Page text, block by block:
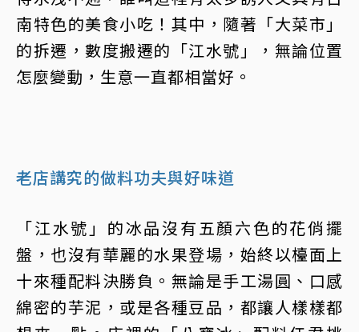
南特色的美食小吃！其中，隨著「大菜市」
的拆遷，數度搬遷的「江水號」，無論位置
怎麼變動，生意一直都相當好。
老店講究的做料功夫與好味道
「江水號」的冰品沒有五顏六色的花俏擺
盤，也沒有華麗的水果登場，始終以檯面上
十來種配料決勝負。無論是手工湯圓、口感
綿密的芋泥，或是各種豆品，都讓人樣樣都